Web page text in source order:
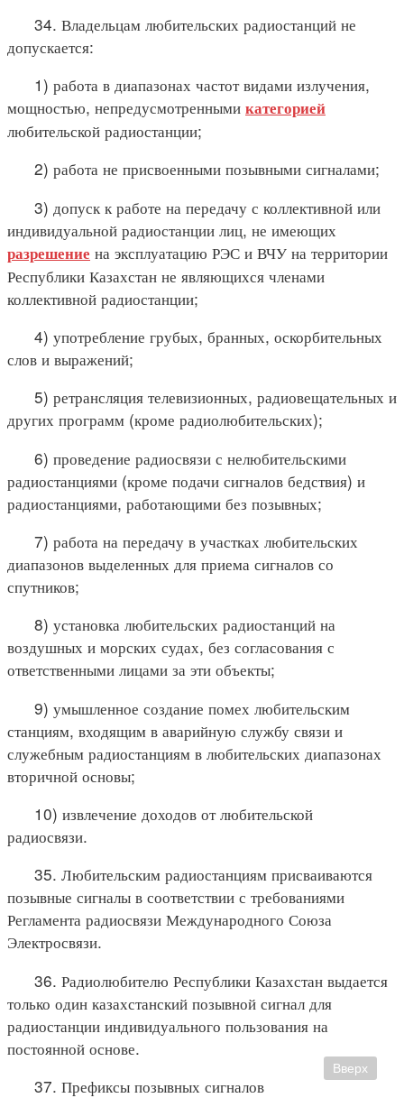
34. Владельцам любительских радиостанций не
допускается:
1) работа в диапазонах частот видами излучения,
мощностью, непредусмотренными категорией
любительской радиостанции;
2) работа не присвоенными позывными сигналами;
3) допуск к работе на передачу с коллективной или
индивидуальной радиостанции лиц, не имеющих
разрешение на эксплуатацию РЭС и ВЧУ на территории
Республики Казахстан не являющихся членами
коллективной радиостанции;
4) употребление грубых, бранных, оскорбительных
слов и выражений;
5) ретрансляция телевизионных, радиовещательных и
других программ (кроме радиолюбительских);
6) проведение радиосвязи с нелюбительскими
радиостанциями (кроме подачи сигналов бедствия) и
радиостанциями, работающими без позывных;
7) работа на передачу в участках любительских
диапазонов выделенных для приема сигналов со
спутников;
8) установка любительских радиостанций на
воздушных и морских судах, без согласования с
ответственными лицами за эти объекты;
9) умышленное создание помех любительским
станциям, входящим в аварийную службу связи и
служебным радиостанциям в любительских диапазонах
вторичной основы;
10) извлечение доходов от любительской
радиосвязи.
35. Любительским радиостанциям присваиваются
позывные сигналы в соответствии с требованиями
Регламента радиосвязи Международного Союза
Электросвязи.
36. Радиолюбителю Республики Казахстан выдается
только один казахстанский позывной сигнал для
радиостанции индивидуального пользования на
постоянной основе.
37. Префиксы позывных сигналов
Вверх